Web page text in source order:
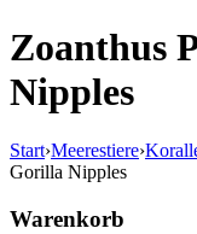
Zoanthus
Nipples
Start›Meerestiere›
Gorilla Nipples
Warenkorb